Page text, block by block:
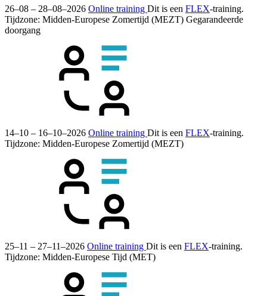
26–08 – 28–08–2026 Online training Dit is een FLEX-training.
Tijdzone: Midden-Europese Zomertijd (MEZT) Gegarandeerde
doorgang
14–10 – 16–10–2026 Online training Dit is een FLEX-training.
Tijdzone: Midden-Europese Zomertijd (MEZT)
25–11 – 27–11–2026 Online training Dit is een FLEX-training.
Tijdzone: Midden-Europese Tijd (MET)